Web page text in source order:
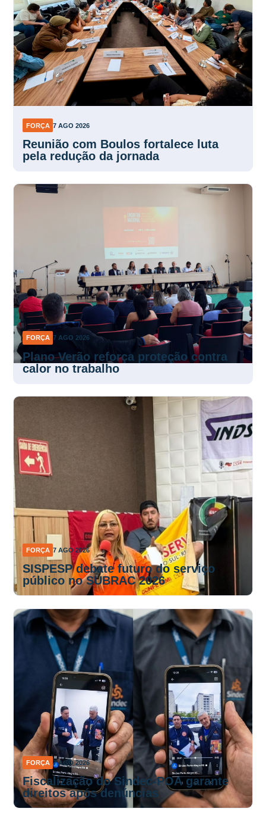
FORÇA 7 AGO 2026
Reunião com Boulos fortalece luta
pela redução da jornada
FORÇA 7 AGO 2026
Plano Verão reforça proteção contra
calor no trabalho
FORÇA 7 AGO 2026
SISPESP debate futuro do serviço
público no SUBRAC 2026
FORÇA 7 AGO 2026
Fiscalização do Sindec-POA garante
direitos após denúncias